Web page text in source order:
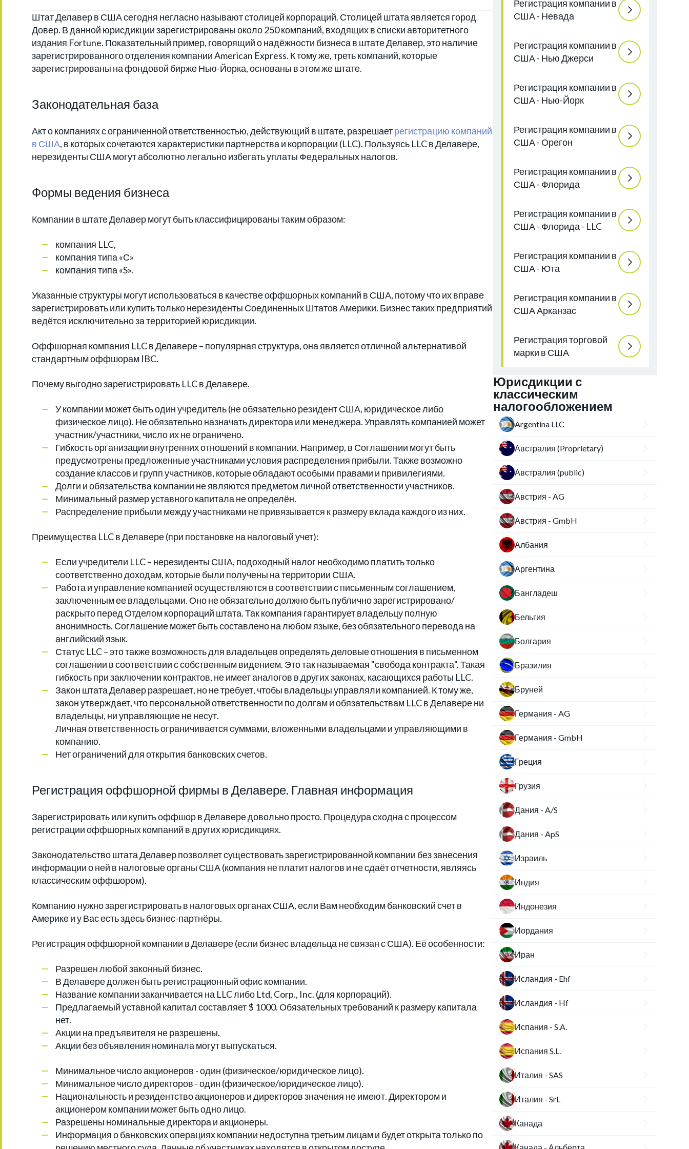
Штат Делавер в США сегодня негласно называют столицей корпораций. Столицей штата является город
Довер. В данной юрисдикции зарегистрированы около 250 компаний, входящих в списки авторитетного
издания Fortune. Показательный пример, говорящий о надёжности бизнеса в штате Делавер, это наличие
зарегистрированного отделения компании American Express. К тому же, треть компаний, которые
зарегистрированы на фондовой бирже Нью-Йорка, основаны в этом же штате.
Законодательная база
Акт о компаниях с ограниченной ответственностью, действующий в штате, разрешаетрегистрацию компаний
в США, в которых сочетаются характеристики партнерства и корпорации (LLC). Пользуясь LLC в Делавере,
нерезиденты США могут абсолютно легально избегать уплаты Федеральных налогов.
Формы ведения бизнеса
Компании в штате Делавер могут быть классифицированы таким образом:
компания LLC,
компания типа «С»
компания типа «S».
Указанные структуры могут использоваться в качестве оффшорных компаний в США, потому что их вправе
зарегистрировать или купить только нерезиденты Соединенных Штатов Америки. Бизнес таких предприятий
ведётся исключительно за территорией юрисдикции.
Оффшорная компания LLC в Делавере – популярная структура, она является отличной альтернативой
стандартным оффшорам IBC.
Почему выгодно зарегистрировать LLC в Делавере.
У компании может быть один учредитель (не обязательно резидент США, юридическое либо
физическое лицо). Не обязательно назначать директора или менеджера. Управлять компанией может
участник/участники, число их не ограничено.
Гибкость организации внутренних отношений в компании. Например, в Соглашении могут быть
предусмотрены предложенные участниками условия распределения прибыли. Также возможно
создание классов и групп участников, которые обладают особыми правами и привилегиями.
Долги и обязательства компании не являются предметом личной ответственности участников.
Минимальный размер уставного капитала не определён.
Распределение прибыли между участниками не привязывается к размеру вклада каждого из них.
Преимущества LLC в Делавере (при постановке на налоговый учет):
Если учредители LLC – нерезиденты США, подоходный налог необходимо платить только
соответственно доходам, которые были получены на территории США.
Работа и управление компанией осуществляются в соответствии с письменным соглашением,
заключенным ее владельцами. Оно не обязательно должно быть публично зарегистрировано/
раскрыто перед Отделом корпораций штата. Так компания гарантирует владельцу полную
анонимность. Соглашение может быть составлено на любом языке, без обязательного перевода на
английский язык.
Статус LLC – это также возможность для владельцев определять деловые отношения в письменном
соглашении в соответствии с собственным видением. Это так называемая "свобода контракта". Такая
гибкость при заключении контрактов, не имеет аналогов в других законах, касающихся работы LLC.
Закон штата Делавер разрешает, но не требует, чтобы владельцы управляли компанией. К тому же,
закон утверждает, что персональной ответственности по долгам и обязательствам LLC в Делавере ни
владельцы, ни управляющие не несут.
Личная ответственность ограничивается суммами, вложенными владельцами и управляющими в
компанию.
Нет ограничений для открытия банковских счетов.
Регистрация оффшорной фирмы в Делавере. Главная информация
Зарегистрировать или купить оффшор в Делавере довольно просто. Процедура сходна с процессом
регистрации оффшорных компаний в других юрисдикциях.
Законодательство штата Делавер позволяет существовать зарегистрированной компании без занесения
информации о ней в налоговые органы США (компания не платит налогов и не сдаёт отчетности, являясь
классическим оффшором).
Компанию нужно зарегистрировать в налоговых органах США, если Вам необходим банковский счет в
Америке и у Вас есть здесь бизнес-партнёры.
Регистрация оффшорной компании в Делавере (если бизнес владельца не связан с США). Её особенности:
Разрешен любой законный бизнес.
В Делавере должен быть регистрационный офис компании.
Название компании заканчивается на LLC либо Ltd, Corp., Inc. (для корпораций).
Предлагаемый уставной капитал составляет $ 1000. Обязательных требований к размеру капитала
нет.
Акции на предъявителя не разрешены.
Акции без объявления номинала могут выпускаться.
Минимальное число акционеров - один (физическое/юридическое лицо).
Минимальное число директоров - один (физическое/юридическое лицо).
Национальность и резидентство акционеров и директоров значения не имеют. Директором и
акционером компании может быть одно лицо.
Разрешены номинальные директора и акционеры.
Информация о банковских операциях компании недоступна третьим лицам и будет открыта только по
Регистрация компании в
США - Невада
Регистрация компании в
США - Нью Джерси
Регистрация компании в
США - Нью-Йорк
Регистрация компании в
США - Орегон
Регистрация компании в
США - Флорида
Регистрация компании в
США - Флорида - LLC
Регистрация компании в
США - Юта
Регистрация компании в
США Арканзас
Регистрация торговой
марки в США
Юрисдикции с
классическим
налогообложением
Argentina LLC
Австралия (Proprietary)
Австралия (public)
Австрия - AG
Австрия - GmbH
Албания
Аргентина
Бангладеш
Бельгия
Болгария
Бразилия
Бруней
Германия - AG
Германия - GmbH
Греция
Грузия
Дания - A/S
Дания - ApS
Израиль
Индия
Индонезия
Иордания
Иран
Исландия - Ehf
Исландия - Hf
Испания - S.A.
Испания S.L.
Италия - SAS
Италия - SrL
Канада